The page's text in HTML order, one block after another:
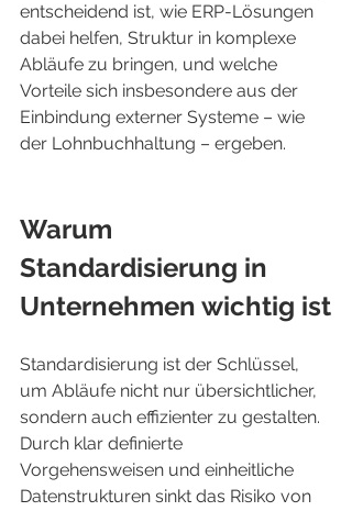
entscheidend ist, wie ERP-Lösungen
dabei helfen, Struktur in komplexe
Abläufe zu bringen, und welche
Vorteile sich insbesondere aus der
Einbindung externer Systeme – wie
der Lohnbuchhaltung – ergeben.
Warum
Standardisierung in
Unternehmen wichtig ist
Standardisierung ist der Schlüssel,
um Abläufe nicht nur übersichtlicher,
sondern auch effizienter zu gestalten.
Durch klar definierte
Vorgehensweisen und einheitliche
Datenstrukturen sinkt das Risiko von